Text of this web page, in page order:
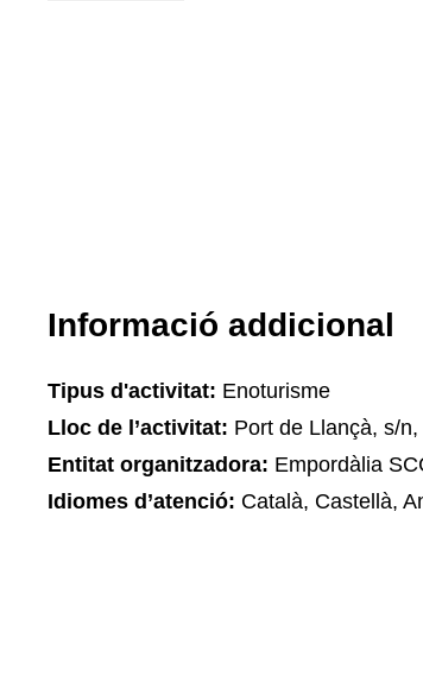
Informació addicional
Tipus d'activitat: Enoturisme
Lloc de l’activitat: Port de Llançà, s/
Entitat organitzadora: Empordàlia
Idiomes d’atenció: Català, Castellà,